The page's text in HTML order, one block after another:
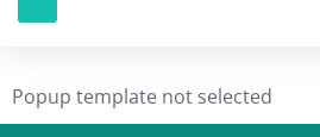
Popup template not selected